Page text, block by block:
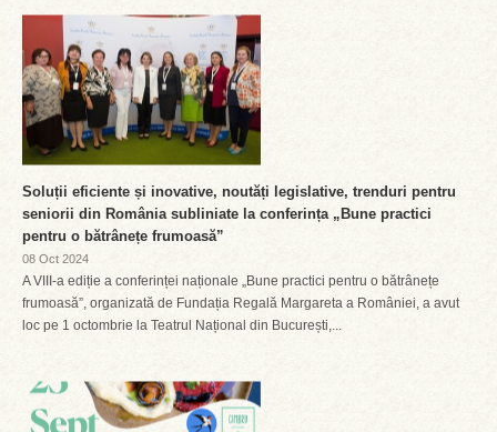
Soluții eficiente și inovative, noutăți legislative, trenduri pentru
seniorii din România subliniate la conferința „Bune practici
pentru o bătrânețe frumoasă”
08 Oct 2024
A VIII-a ediție a conferinței naționale „Bune practici pentru o bătrânețe
frumoasă”, organizată de Fundația Regală Margareta a României, a avut
loc pe 1 octombrie la Teatrul Național din București,...